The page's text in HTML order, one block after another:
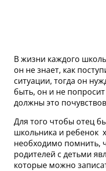
В жизни каждого
он не знает, как
ситуации, тогда он
быть, он и не
должны это
Для того чтобы отец
школьника и ребенок
необходимо помнить,
родителей с детьми
которые можно